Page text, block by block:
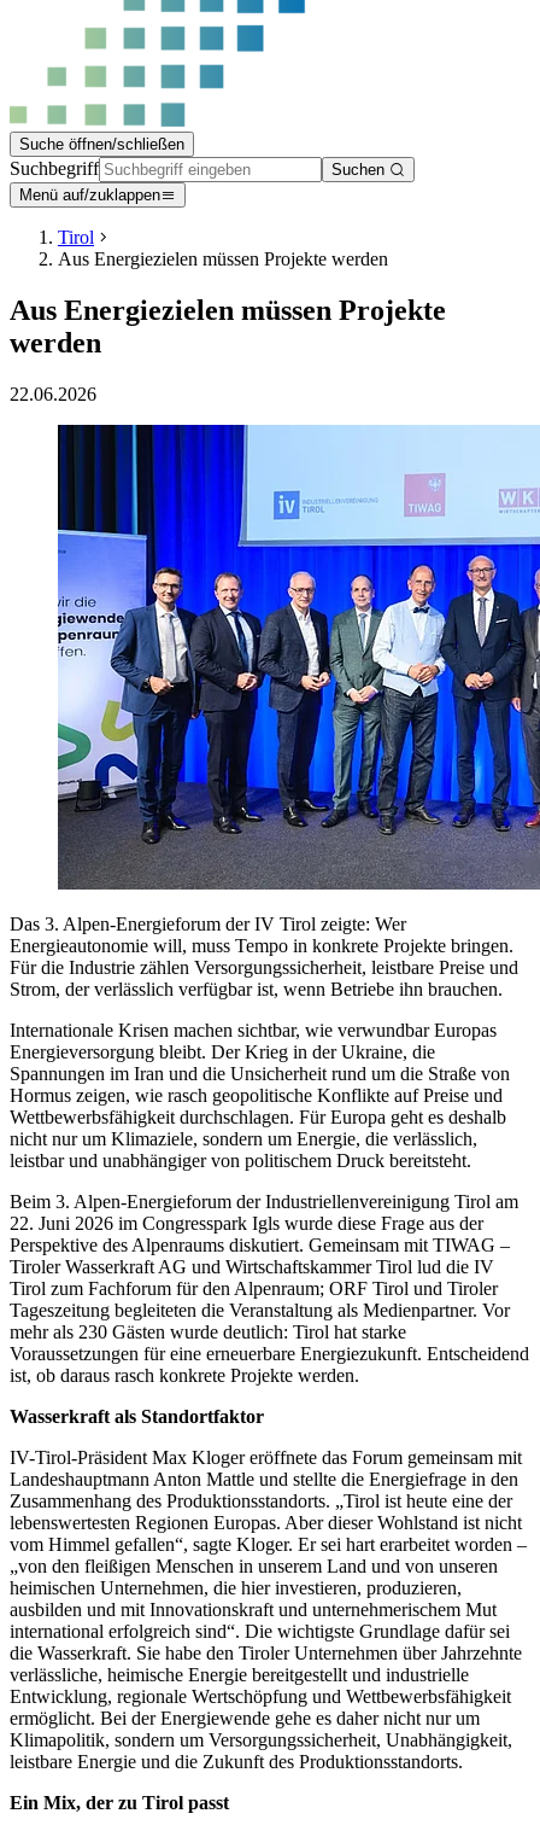
Suche öffnen/schließen
Suchbegriff
Suchen
Menü auf/zuklappen
Tirol
Aus Energiezielen müssen Projekte werden
Aus Energiezielen müssen Projekte
werden
22.06.2026
Das 3. Alpen-Energieforum der IV Tirol zeigte: Wer
Energieautonomie will, muss Tempo in konkrete Projekte bringen.
Für die Industrie zählen Versorgungssicherheit, leistbare Preise und
Strom, der verlässlich verfügbar ist, wenn Betriebe ihn brauchen.
Internationale Krisen machen sichtbar, wie verwundbar Europas
Energieversorgung bleibt. Der Krieg in der Ukraine, die
Spannungen im Iran und die Unsicherheit rund um die Straße von
Hormus zeigen, wie rasch geopolitische Konflikte auf Preise und
Wettbewerbsfähigkeit durchschlagen. Für Europa geht es deshalb
nicht nur um Klimaziele, sondern um Energie, die verlässlich,
leistbar und unabhängiger von politischem Druck bereitsteht.
Beim 3. Alpen-Energieforum der Industriellenvereinigung Tirol am
22. Juni 2026 im Congresspark Igls wurde diese Frage aus der
Perspektive des Alpenraums diskutiert. Gemeinsam mit TIWAG –
Tiroler Wasserkraft AG und Wirtschaftskammer Tirol lud die IV
Tirol zum Fachforum für den Alpenraum; ORF Tirol und Tiroler
Tageszeitung begleiteten die Veranstaltung als Medienpartner. Vor
mehr als 230 Gästen wurde deutlich: Tirol hat starke
Voraussetzungen für eine erneuerbare Energiezukunft. Entscheidend
ist, ob daraus rasch konkrete Projekte werden.
Wasserkraft als Standortfaktor
IV-Tirol-Präsident Max Kloger eröffnete das Forum gemeinsam mit
Landeshauptmann Anton Mattle und stellte die Energiefrage in den
Zusammenhang des Produktionsstandorts. „Tirol ist heute eine der
lebenswertesten Regionen Europas. Aber dieser Wohlstand ist nicht
vom Himmel gefallen“, sagte Kloger. Er sei hart erarbeitet worden –
„von den fleißigen Menschen in unserem Land und von unseren
heimischen Unternehmen, die hier investieren, produzieren,
ausbilden und mit Innovationskraft und unternehmerischem Mut
international erfolgreich sind“. Die wichtigste Grundlage dafür sei
die Wasserkraft. Sie habe den Tiroler Unternehmen über Jahrzehnte
verlässliche, heimische Energie bereitgestellt und industrielle
Entwicklung, regionale Wertschöpfung und Wettbewerbsfähigkeit
ermöglicht. Bei der Energiewende gehe es daher nicht nur um
Klimapolitik, sondern um Versorgungssicherheit, Unabhängigkeit,
leistbare Energie und die Zukunft des Produktionsstandorts.
Ein Mix, der zu Tirol passt